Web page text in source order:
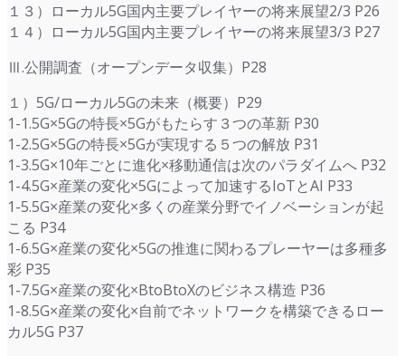
１３）ローカル5G国内主要プレイヤーの将来展望2/3 P26
１４）ローカル5G国内主要プレイヤーの将来展望3/3 P27
Ⅲ.公開調査（オープンデータ収集）P28
１）5G/ローカル5Gの未来（概要）P29
1-1.5G×5Gの特長×5Gがもたらす３つの革新 P30
1-2.5G×5Gの特長×5Gが実現する５つの解放 P31
1-3.5G×10年ごとに進化×移動通信は次のパラダイムへ P32
1-4.5G×産業の変化×5Gによって加速するIoTとAI P33
1-5.5G×産業の変化×多くの産業分野でイノベーションが起
こる P34
1-6.5G×産業の変化×5Gの推進に関わるプレーヤーは多種多
彩 P35
1-7.5G×産業の変化×BtoBtoXのビジネス構造 P36
1-8.5G×産業の変化×自前でネットワークを構築できるロー
カル5G P37